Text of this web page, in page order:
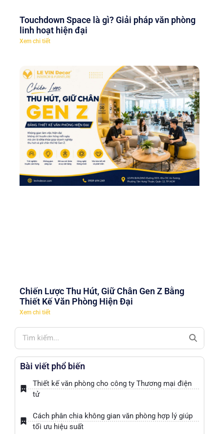
Touchdown Space là gì? Giải pháp văn phòng
linh hoạt hiện đại
Xem chi tiết
Chiến Lược Thu Hút, Giữ Chân Gen Z Bằng
Thiết Kế Văn Phòng Hiện Đại
Xem chi tiết
Bài viết phổ biến
Thiết kế văn phòng cho công ty Thương mại điện
tử
Cách phân chia không gian văn phòng hợp lý giúp
tối ưu hiệu suất